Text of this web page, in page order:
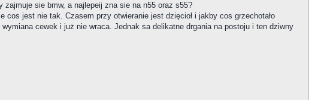
sie bmw, a najlepeij zna sie na n55 oraz s55?
jest nie tak. Czasem przy otwieranie jest dzięcioł i jakby cos grzechotało
cewek i już nie wraca. Jednak sa delikatne drgania na postoju i ten dziwny